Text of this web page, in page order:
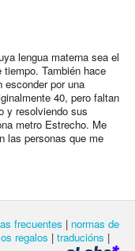
lengua materna sea el
También hace
esconder por una
40, pero faltan
y resolviendo sus
metro Estrecho. Me
las personas que me
frecuentes | normas de
regalos | traducións |